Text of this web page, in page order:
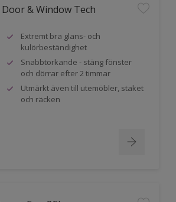
& Window Tech
Extremt bra glans- och
kulörbeständighet
Snabbtorkande - stäng fönster
och dörrar efter 2 timmar
Utmärkt även till utemöbler, staket
och räcken